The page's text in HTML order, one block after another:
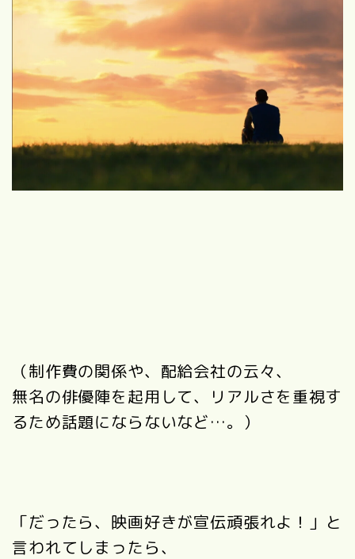
（制作費の関係や、配給会社の云々、
無名の俳優陣を起用して、リアルさを重視す
るため話題にならないなど…。）
「だったら、映画好きが宣伝頑張れよ！」と
言われてしまったら、